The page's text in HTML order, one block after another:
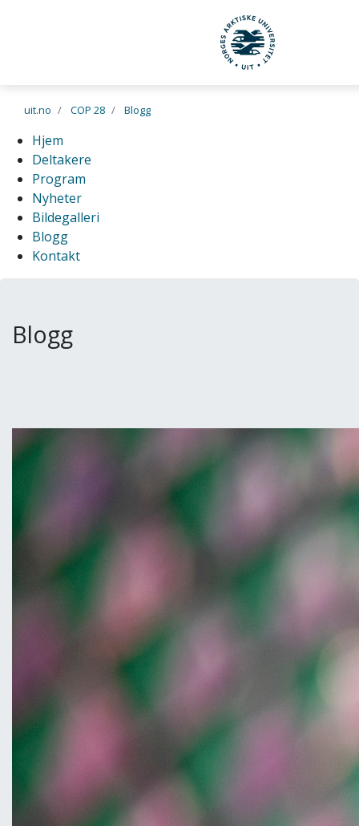
UiT Norges
uit.no COP 28 Blogg
Hjem
Deltakere
Program
Nyheter
Bildegalleri
Blogg
Kontakt
Blogg